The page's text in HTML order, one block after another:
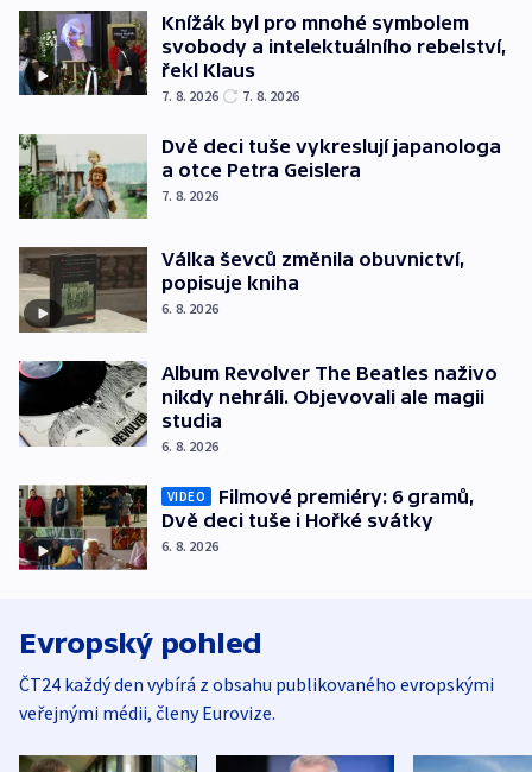
Knížák byl pro mnohé symbolem
svobody a intelektuálního rebelství,
řekl Klaus
7. 8. 2026 7. 8. 2026
Dvě deci tuše vykreslují japanologa
a otce Petra Geislera
7. 8. 2026
Válka ševců změnila obuvnictví,
popisuje kniha
6. 8. 2026
Album Revolver The Beatles naživo
nikdy nehráli. Objevovali ale magii
studia
6. 8. 2026
VIDEO
Filmové premiéry: 6 gramů,
Dvě deci tuše i Hořké svátky
6. 8. 2026
Evropský pohled
ČT24 každý den vybírá z obsahu publikovaného evropskými
veřejnými médii, členy Eurovize.